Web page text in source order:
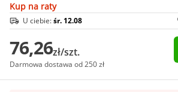
Kup na raty
U ciebie:śr. 12.08
76,26zł/szt.
Darmowa dostawa od 250 zł